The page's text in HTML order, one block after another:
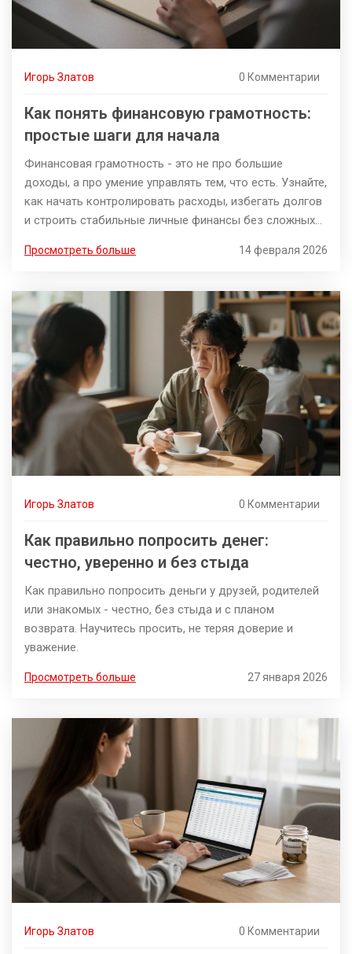
Игорь Златов 0 Комментарии
Как понять финансовую грамотность:
простые шаги для начала
Финансовая грамотность - это не про большие
доходы, а про умение управлять тем, что есть. Узнайте,
как начать контролировать расходы, избегать долгов
и строить стабильные личные финансы без сложных
Просмотреть больше 14 февраля 2026
Игорь Златов 0 Комментарии
Как правильно попросить денег:
честно, уверенно и без стыда
Как правильно попросить деньги у друзей, родителей
или знакомых - честно, без стыда и с планом
возврата. Научитесь просить, не теряя доверие и
уважение.
Просмотреть больше 27 января 2026
Игорь Златов 0 Комментарии